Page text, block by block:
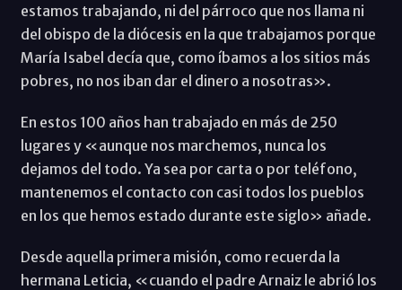
estamos trabajando, ni del párroco que nos llama ni
del obispo de la diócesis en la que trabajamos porque
María Isabel decía que, como íbamos a los sitios más
pobres, no nos iban dar el dinero a nosotras».
En estos 100 años han trabajado en más de 250
lugares y «aunque nos marchemos, nunca los
dejamos del todo. Ya sea por carta o por teléfono,
mantenemos el contacto con casi todos los pueblos
en los que hemos estado durante este siglo» añade.
Desde aquella primera misión, como recuerda la
hermana Leticia, «cuando el padre Arnaiz le abrió los